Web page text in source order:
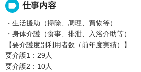
label 仕事内容
・生活援助（掃除、調理、買物等）
・身体介護（食事、排泄、入浴介助等）
【要介護度別利用者数（前年度実績）】
要介護1：29人
要介護2：10人